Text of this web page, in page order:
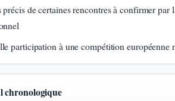
précis de certaines rencontres à confirmer
participation à une compétition européenne
chronologique